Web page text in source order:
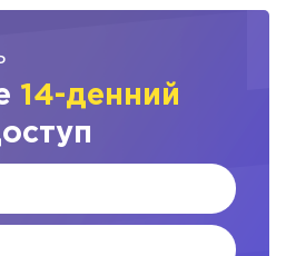
14-денний